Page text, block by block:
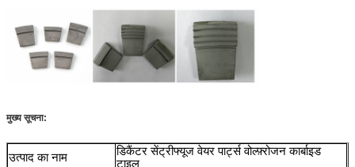
मुख्य सूचना:
उत्पाद का नाम
डिकैंटर सेंट्रीफ्यूज वेयर पार्ट्स वोल्फ़्रोजन कार्बाइड
टाइल